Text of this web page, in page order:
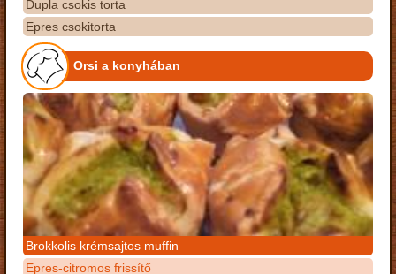
Dupla csokis torta
Epres csokitorta
Orsi a konyhában
Brokkolis krémsajtos muffin
Epres-citromos frissítő